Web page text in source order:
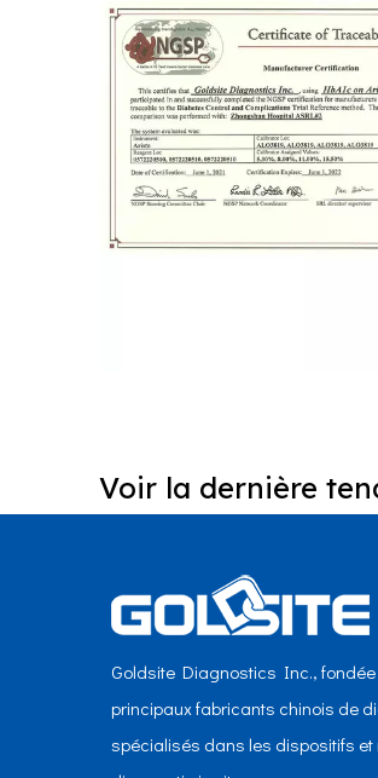
Certificat d'évaluation de
PEI
NGSP HbA1c sur Aristo
Voir la dernière
Goldsite Diagnostics Inc.,
principaux fabricants chinois de
spécialisés dans les dispositifs